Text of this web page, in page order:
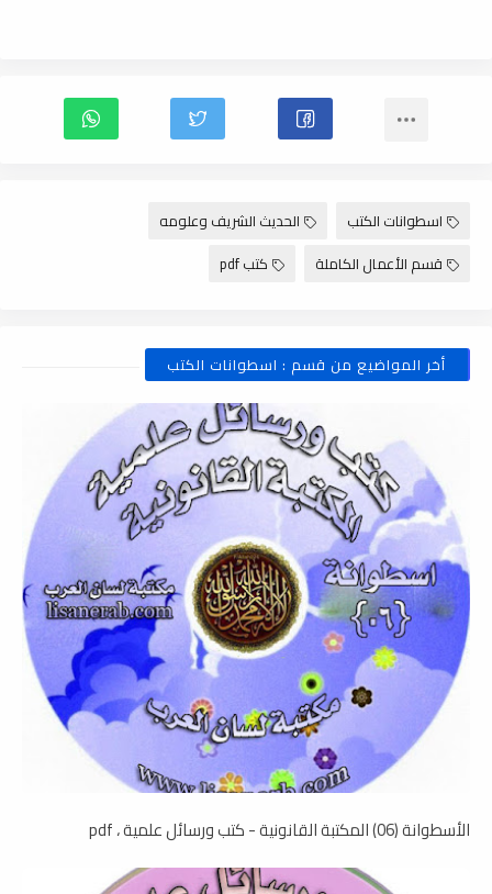
اسطوانات الكتب
الحديث الشريف وعلومه
قسم الأعمال الكاملة
كتب pdf
أخر المواضيع من قسم : اسطوانات الكتب
الأسطوانة (06) المكتبة القانونية - كتب ورسائل علمية ، pdf